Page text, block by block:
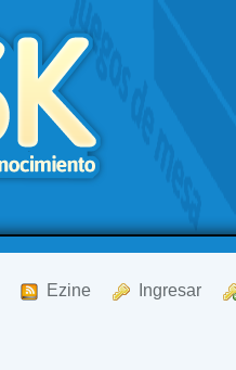
Ezine Ingresar